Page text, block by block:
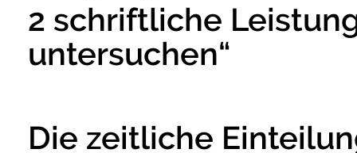
2 schriftliche
untersuchen“
Die zeitliche